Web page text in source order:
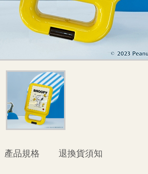
產品規格 退換貨須知